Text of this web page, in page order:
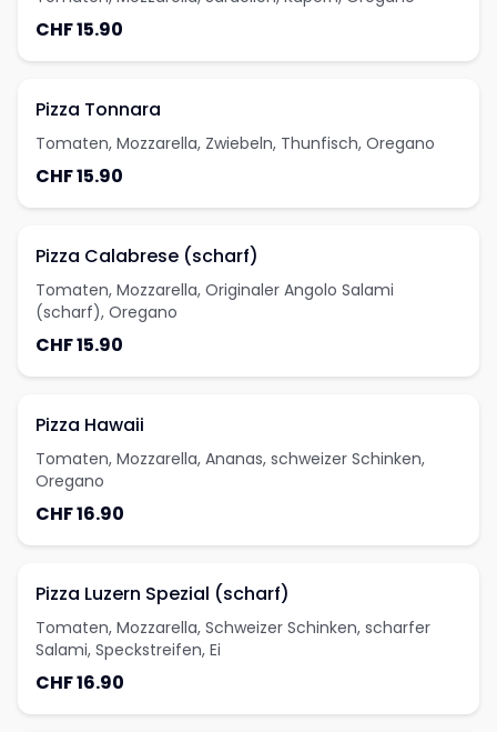
CHF 15.90
Pizza Tonnara
Tomaten, Mozzarella, Zwiebeln, Thunfisch, Oregano
CHF 15.90
Pizza Calabrese (scharf)
Tomaten, Mozzarella, Originaler Angolo Salami
(scharf), Oregano
CHF 15.90
Pizza Hawaii
Tomaten, Mozzarella, Ananas, schweizer Schinken,
Oregano
CHF 16.90
Pizza Luzern Spezial (scharf)
Tomaten, Mozzarella, Schweizer Schinken, scharfer
Salami, Speckstreifen, Ei
CHF 16.90